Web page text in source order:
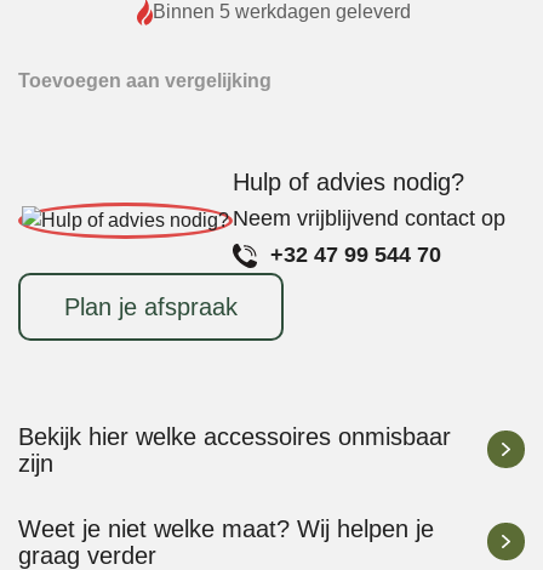
Binnen 5 werkdagen geleverd
Toevoegen aan vergelijking
Hulp of advies nodig?
Neem vrijblijvend contact op
+32 47 99 544 70
Plan je afspraak
Bekijk hier welke accessoires onmisbaar
zijn
Weet je niet welke maat? Wij helpen je
graag verder